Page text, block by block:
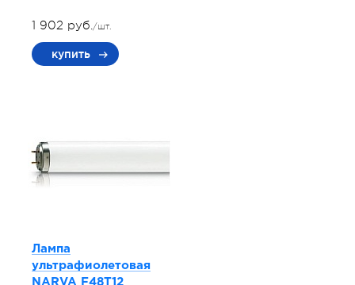
1 902 руб./шт.
купить
Лампа
ультрафиолетовая
NARVA F48T12